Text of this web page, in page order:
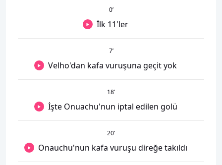
0’
İlk 11'ler
7’
Velho'dan kafa vuruşuna geçit yok
18’
İşte Onuachu'nun iptal edilen golü
20’
Onauchu'nun kafa vuruşu direğe takıldı